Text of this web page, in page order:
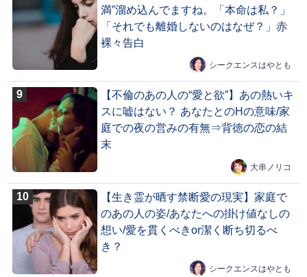
満”溜め込んでますね。「本命は私？」
「それでも離婚しないのはなぜ？」赤
裸々告白
シークエンスはやとも
【不倫のあの人の“愛と欲”】あの熱いキ
スに嘘はない？ あなたとのHの意味/家
庭での夜の営みの有無⇒背徳の恋の結
末
大串ノリコ
【生き霊が晒す禁断愛の現実】家庭で
のあの人の姿/あなたへの掛け値なしの
想い/愛を貫くべきor潔く断ち切るべ
き？
シークエンスはやとも